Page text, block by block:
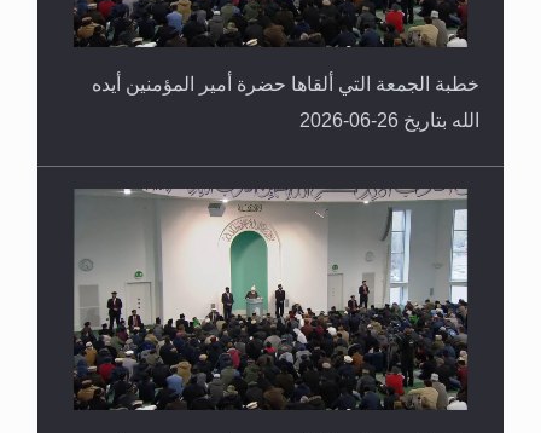
خطبة الجمعة التي ألقاها حضرة أمير المؤمنين أيده
الله بتاريخ 26-06-2026